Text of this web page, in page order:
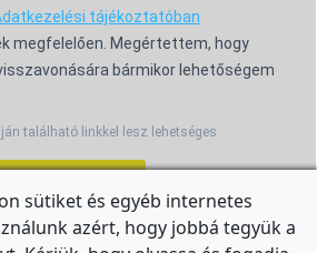
tájékoztatóban
megfelelően. Megértettem, hogy
bármikor lehetőségem
található linkkel lesz lehetséges.
clickHERE.
sütiket és egyéb internetes
azért, hogy jobbá tegyük a